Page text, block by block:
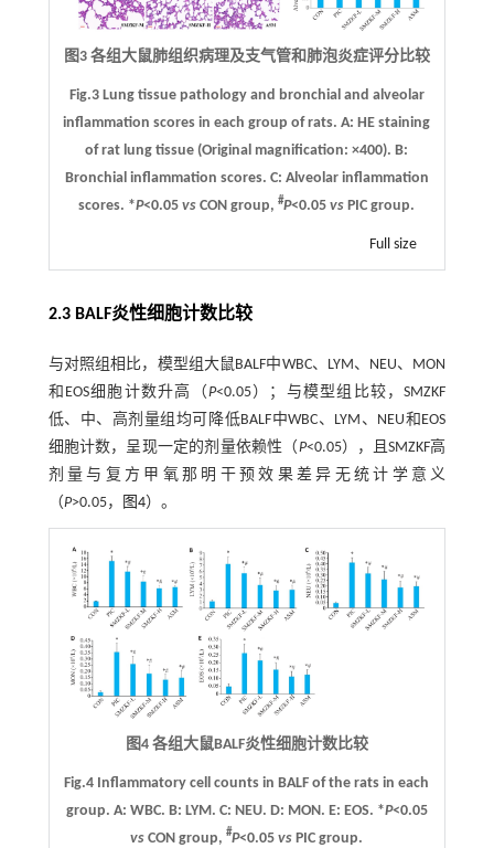
图3 各组大鼠肺组织病理及支气管和肺泡炎症评分比较
Fig.3 Lung tissue pathology and bronchial and alveolar
inflammation scores in each group of rats.A: HE staining
of rat lung tissue (Original magnification: ×400).B:
Bronchial inflammation scores. C: Alveolar inflammation
scores. *P<0.05vs CON group,#P<0.05vs PIC group.
Full size
2.3 BALF炎性细胞计数比较
与对照组相比，模型组大鼠BALF中WBC、LYM、NEU、MON
和EOS细胞计数升高（P<0.05）；与模型组比较，SMZKF
低、中、高剂量组均可降低BALF中WBC、LYM、NEU和EOS
细胞计数，呈现一定的剂量依赖性（P<0.05），且SMZKF高
剂量与复方甲氧那明干预效果差异无统计学意义
（P>0.05， 图4）。
图4 各组大鼠BALF炎性细胞计数比较
Fig.4 Inflammatory cell counts in BALF of the rats in each
group. A: WBC. B: LYM. C: NEU. D: MON. E: EOS. *P<0.05
vs CON group,#P<0.05vs PIC group.